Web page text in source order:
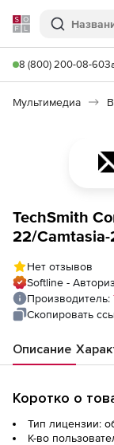
Softline
Поиск
8 (800) 200-08-60
Мультимедиа
TechSmith
22/Camtasia-
учреждений),
Нет отзывов
Softline -
Производитель:
Скопировать
Описание
Коротко о
Тип лицензии:
К-во